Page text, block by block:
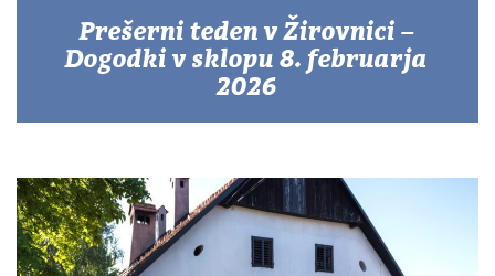
Prešerni teden v Žirovnici –
Dogodki v sklopu 8. februarja
2026